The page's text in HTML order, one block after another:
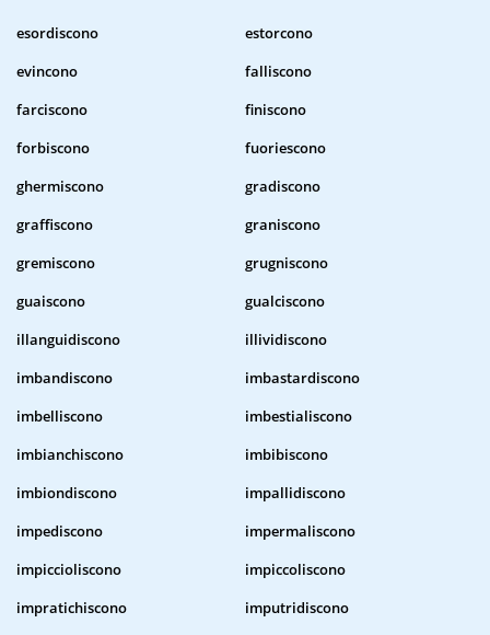
esordiscono
estorcono
evincono
falliscono
farciscono
finiscono
forbiscono
fuoriescono
ghermiscono
gradiscono
graffiscono
graniscono
gremiscono
grugniscono
guaiscono
gualciscono
illanguidiscono
illividiscono
imbandiscono
imbastardiscono
imbelliscono
imbestialiscono
imbianchiscono
imbibiscono
imbiondiscono
impallidiscono
impediscono
impermaliscono
impiccioliscono
impiccoliscono
impratichiscono
imputridiscono